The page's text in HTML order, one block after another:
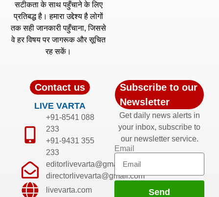
सटीकता के साथ पहुँचाने के लिए
प्रतिबद्ध है। हमारा उद्देश्य है लोगों
तक सही जानकारी पहुँचाना, जिससे
वे हर विषय पर जागरूक और सूचित
रह सकें।
Contact us
LIVE VARTA
+91-8541 088
233
+91-9431 355
233
editorlivevarta@gmail.com
directorlivevarta@gmail.com
livevarta.com
Subscribe to our
Newsletter
Get daily news alerts in
your inbox, subscribe to
our newsletter service.
Email
Send